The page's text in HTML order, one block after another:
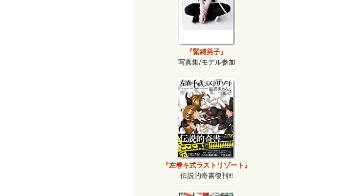
『緊縛男子』
写真集/モデル参加
『左巻キ式ラストリゾート』
伝説的奇書復刊!!!